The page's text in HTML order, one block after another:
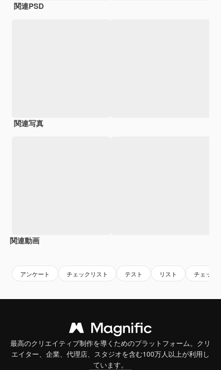
関連PSD
関連写真
関連動画
アンケート チェックリスト テスト リスト チェック
最高のクリエイティブ制作を導くためのプラットフォーム。クリ
エイター、企業、代理店、スタジオを含む100万人以上が利用し
ています。